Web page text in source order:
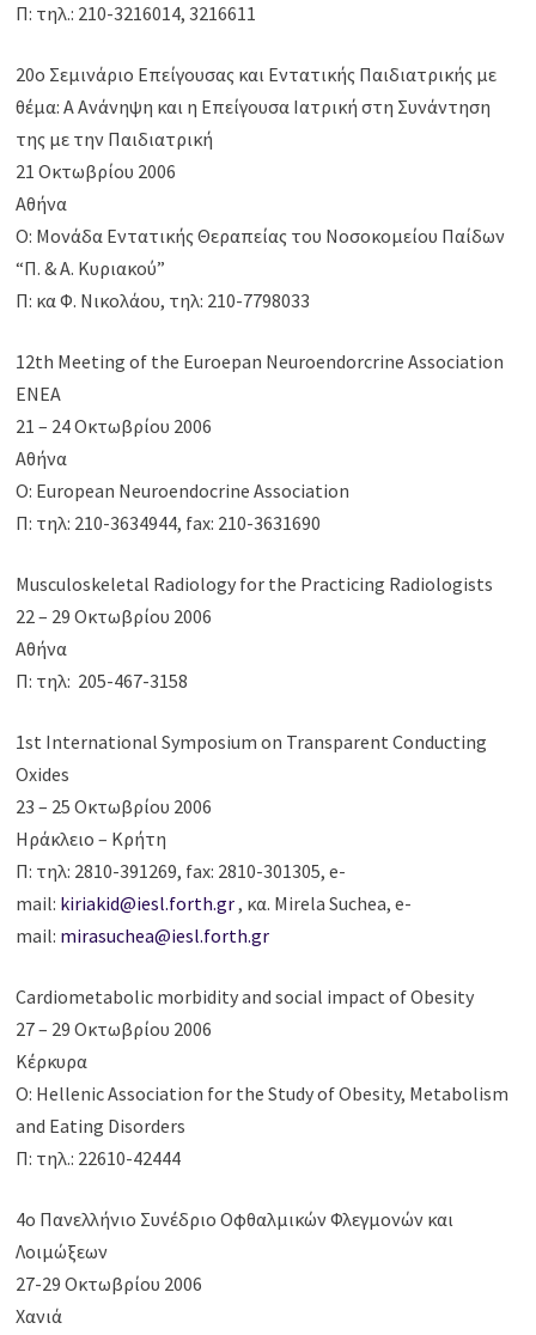
Π: τηλ.: 210-3216014, 3216611
20ο Σεμινάριο Επείγουσας και Εντατικής Παιδιατρικής με
θέμα: Α Ανάνηψη και η Επείγουσα Ιατρική στη Συνάντηση
της με την Παιδιατρική
21 Οκτωβρίου 2006
Αθήνα
Ο: Μονάδα Εντατικής Θεραπείας του Νοσοκομείου Παίδων
“Π. & Α. Κυριακού”
Π: κα Φ. Νικολάου, τηλ: 210-7798033
12th Meeting of the Euroepan Neuroendorcrine Association
ENEA
21 – 24 Οκτωβρίου 2006
Αθήνα
Ο: European Neuroendocrine Association
Π: τηλ: 210-3634944, fax: 210-3631690
Musculoskeletal Radiology for the Practicing Radiologists
22 – 29 Οκτωβρίου 2006
Αθήνα
Π: τηλ: 205-467-3158
1st International Symposium on Transparent Conducting
Oxides
23 – 25 Οκτωβρίου 2006
Ηράκλειο – Κρήτη
Π: τηλ: 2810-391269, fax: 2810-301305, e-
mail: kiriakid@iesl.forth.gr, κα. Mirela Suchea, e-
mail: mirasuchea@iesl.forth.gr
Cardiometabolic morbidity and social impact of Obesity
27 – 29 Οκτωβρίου 2006
Κέρκυρα
Ο: Hellenic Association for the Study of Obesity, Metabolism
and Eating Disorders
Π: τηλ.: 22610-42444
4ο Πανελλήνιο Συνέδριο Οφθαλμικών Φλεγμονών και
Λοιμώξεων
27-29 Οκτωβρίου 2006
Χανιά